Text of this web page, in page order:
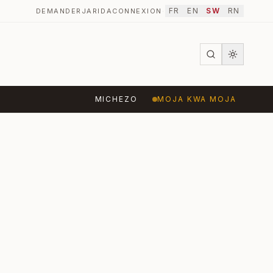
DEMANDER JARIDA CONNEXION · FR EN SW RN
MICHEZO MOJA KWA MOJA